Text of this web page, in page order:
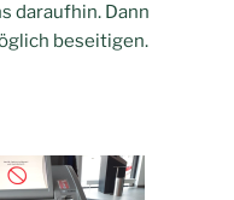
daraufhin. Dann
beseitigen.